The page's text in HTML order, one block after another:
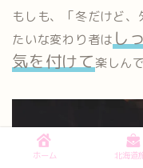
もしも、「冬だけど
たいな変わり者は し
気を付けて楽しん
ホーム 北海道